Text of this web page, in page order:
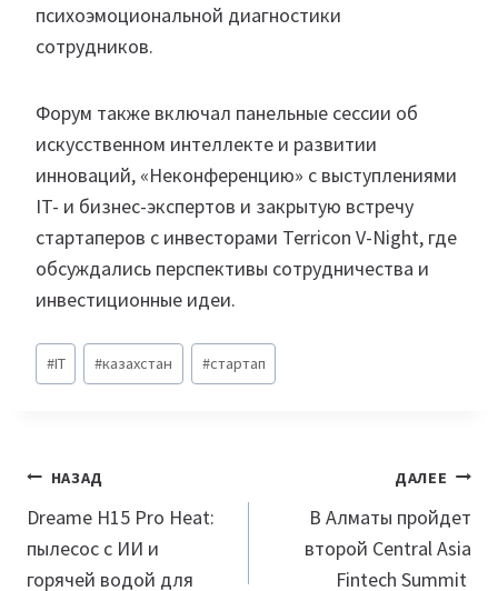
психоэмоциональной диагностики
сотрудников.
Форум также включал панельные сессии об
искусственном интеллекте и развитии
инноваций, «Неконференцию» с выступлениями
IT- и бизнес-экспертов и закрытую встречу
стартаперов с инвесторами Terricon V-Night, где
обсуждались перспективы сотрудничества и
инвестиционные идеи.
Метки
записи:
#IT #казахстан #стартап
Навигация
по
записям
НАЗАД
Dreame H15 Pro Heat:
пылесос с ИИ и
горячей водой для
ДАЛЕЕ
В Алматы пройдет
второй Central Asia
Fintech Summit